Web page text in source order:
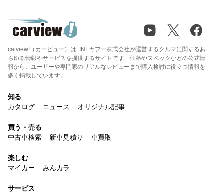
carview!（カービュー）はLINEヤフー株式会社が運営するクルマに関するあ
らゆる情報やサービスを提供するサイトです。価格やスペックなどの公式情
報から、ユーザーや専門家のリアルなレビューまで購入検討に役立つ情報を
多く掲載しています。
知る
カタログ
ニュース オリジナル記事
買う・売る
中古車検索
新車見積り 車買取
楽しむ
マイカー
みんカラ
サービス